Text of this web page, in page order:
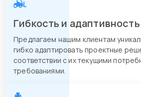
Гибкость и адаптивность
Предлагаем нашим клиентам
гибко адаптировать проектные
соответствии с их текущими
требованиями.